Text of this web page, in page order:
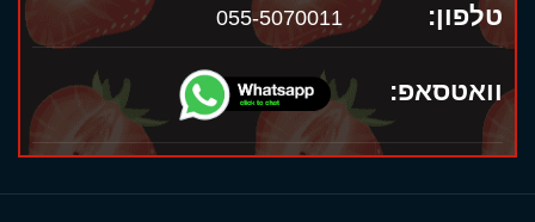
טלפון: 055-5070011
וואטסאפ: